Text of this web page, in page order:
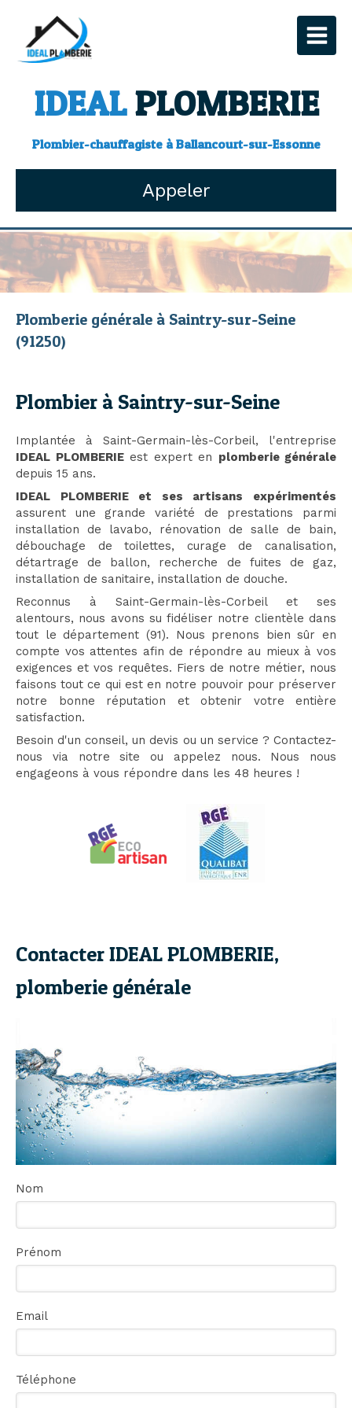
IDEALPLOMBERIE
Plombier-chauffagiste à Ballancourt-sur-Essonne
Appeler
Plomberie générale à Saintry-sur-Seine
(91250)
Plombier à Saintry-sur-Seine
Implantée à Saint-Germain-lès-Corbeil, l'entreprise
IDEAL PLOMBERIEest expert en plomberie générale
depuis 15 ans.
IDEAL PLOMBERIE et ses artisans expérimentés
assurent une grande variété de prestations parmi
installation de lavabo, rénovation de salle de bain,
débouchage de toilettes, curage de canalisation,
détartrage de ballon, recherche de fuites de gaz,
installation de sanitaire, installation de douche.
Reconnus à Saint-Germain-lès-Corbeil et ses
alentours, nous avons su fidéliser notre clientèle dans
tout le département (91). Nous prenons bien sûr en
compte vos attentes afin de répondre au mieux à vos
exigences et vos requêtes. Fiers de notre métier, nous
faisons tout ce qui est en notre pouvoir pour préserver
notre bonne réputation et obtenir votre entière
satisfaction.
Besoin d'un conseil, un devis ou un service ? Contactez-
nous via notre site ou appelez nous. Nous nous
engageons à vous répondre dans les 48 heures !
Contacter IDEAL PLOMBERIE,
plomberie générale
Nom
Prénom
Email
Téléphone